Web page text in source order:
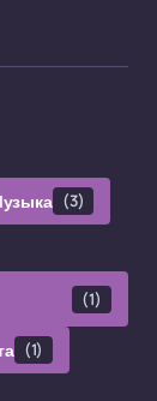
(3)
(1)
(1)